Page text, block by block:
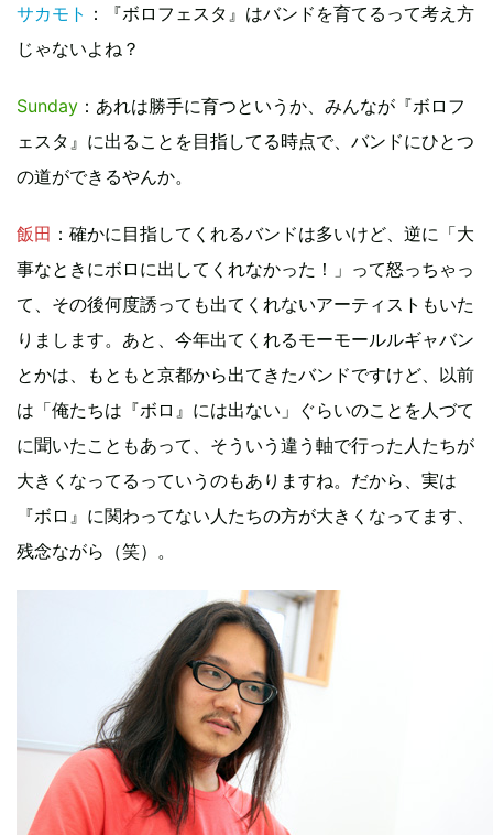
サカモト ：『ボロフェスタ』はバンドを育てるって考え方
じゃないよね？
Sunday ：あれは勝手に育つというか、みんなが『ボロフ
ェスタ』に出ることを目指してる時点で、バンドにひとつ
の道ができるやんか。
飯田 ：確かに目指してくれるバンドは多いけど、逆に「大
事なときにボロに出してくれなかった！」って怒っちゃっ
て、その後何度誘っても出てくれないアーティストもいた
りまします。あと、今年出てくれるモーモールルギャバン
とかは、もともと京都から出てきたバンドですけど、以前
は「俺たちは『ボロ』には出ない」ぐらいのことを人づて
に聞いたこともあって、そういう違う軸で行った人たちが
大きくなってるっていうのもありますね。だから、実は
『ボロ』に関わってない人たちの方が大きくなってます、
残念ながら（笑）。